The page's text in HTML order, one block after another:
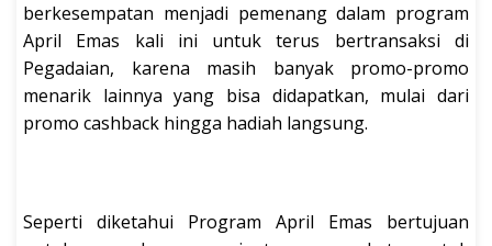
berkesempatan menjadi pemenang dalam program
April Emas kali ini untuk terus bertransaksi di
Pegadaian, karena masih banyak promo-promo
menarik lainnya yang bisa didapatkan, mulai dari
promo cashback hingga hadiah langsung.
Seperti diketahui Program April Emas bertujuan